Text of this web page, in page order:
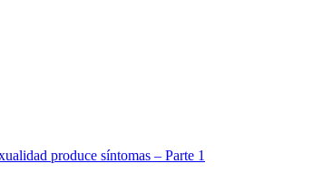
produce síntomas – Parte 1